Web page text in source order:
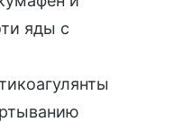
яды с